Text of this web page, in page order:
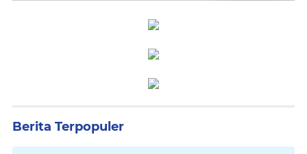
Berita Terpopuler